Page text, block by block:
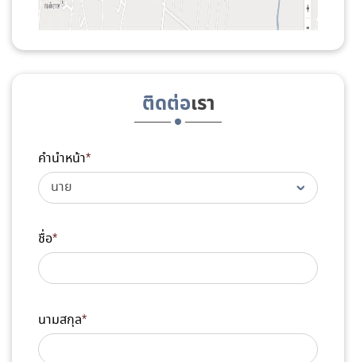
ติดต่อเรา
คำนำหน้า*
ชื่อ*
นามสกุล*